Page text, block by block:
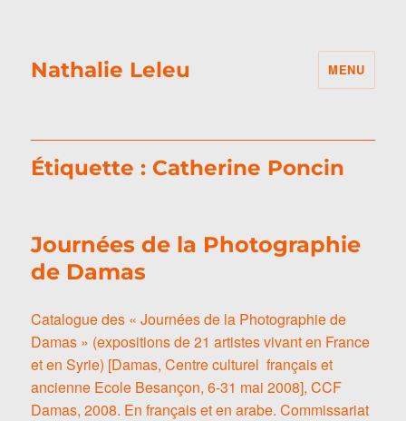
Nathalie Leleu MENU
Étiquette : Catherine Poncin
Journées de la Photographie
de Damas
Catalogue des « Journées de la Photographie de
Damas » (expositions de 21 artistes vivant en France
et en Syrie) [Damas, Centre culturel français et
ancienne Ecole Besançon, 6-31 mai 2008], CCF
Damas, 2008. En français et en arabe. Commissariat